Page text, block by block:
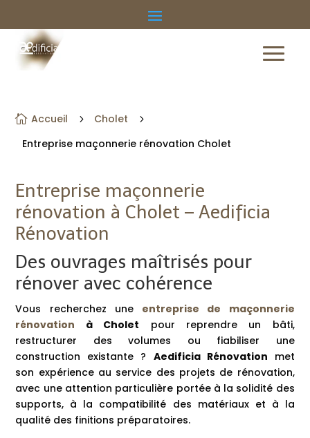
 Accueil 5 Cholet 5
Entreprise maçonnerie rénovation Cholet
Entreprise maçonnerie
rénovation à Cholet – Aedificia
Rénovation
Des ouvrages maîtrisés pour
rénover avec cohérence
Vous recherchez une
entreprise de maçonnerie
rénovation à Cholet
pour reprendre un bâti,
restructurer des volumes ou fiabiliser une
construction existante ? Aedificia Rénovation met
son expérience au service des projets de rénovation,
avec une attention particulière portée à la solidité des
supports, à la compatibilité des matériaux et à la
qualité des finitions préparatoires.